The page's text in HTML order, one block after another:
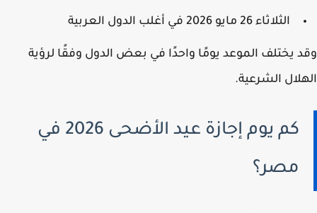
الثلاثاء 26 مايو 2026 في أغلب الدول العربية
يختلف الموعد يومًا واحدًا في بعض الدول وفقًا لرؤية
الشرعية.
كم يوم إجازة عيد الأضحى 2026 في
مصر؟